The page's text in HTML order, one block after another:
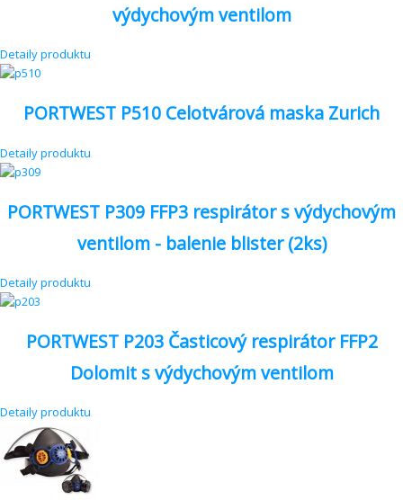
výdychovým ventilom
Detaily produktu
PORTWEST P510 Celotvárová maska Zurich
Detaily produktu
PORTWEST P309 FFP3 respirátor s výdychovým
ventilom - balenie blister (2ks)
Detaily produktu
PORTWEST P203 Časticový respirátor FFP2
Dolomit s výdychovým ventilom
Detaily produktu